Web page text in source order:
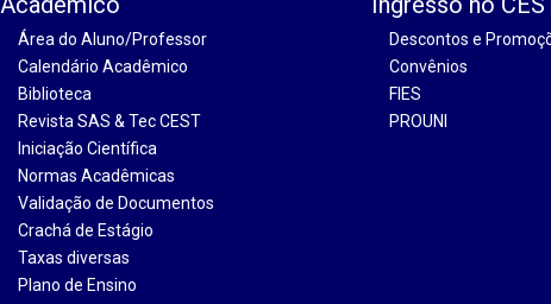
Área do Aluno/Professor
Calendário Acadêmico
Biblioteca
Revista SAS & Tec CEST
Iniciação Científica
Normas Acadêmicas
Validação de Documentos
Crachá de Estágio
Taxas diversas
Plano de Ensino
Descontos e
Convênios
FIES
PROUNI